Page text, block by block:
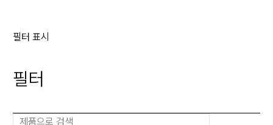
필터 표시
필터